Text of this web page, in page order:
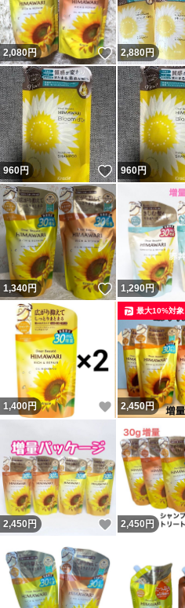
2,080円 いいね！
2,880円
960円 いいね！
960円
1,340円 いいね！
1,290円
1,400円 いいね！
2,450円
最大10%対象
2,450 円 いいね！
2,450 円